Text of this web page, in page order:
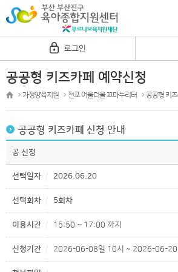
로그인
공공형 키즈카페 예약신청
가정양육지원 전포 어울더울 꼬마누리터 공공형 키
공공형 키즈카페 신청 안내
공 신청
선택일자 2026.06.20
선택회차 5회차
이용시간 15:50 ~ 17:00 까지
신청기간 2026-06-08일 10시 ~ 2026-06-20